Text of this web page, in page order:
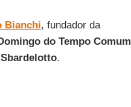
Bianchi, fundador da
do Tempo Comum
.